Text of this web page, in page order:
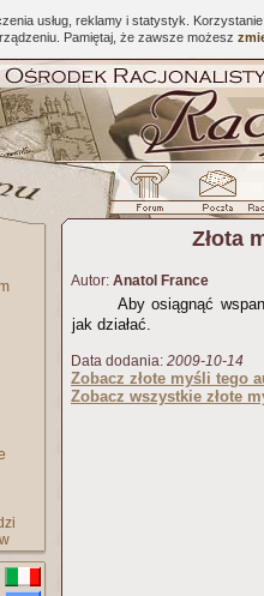
usług, reklamy i statystyk.
Pamiętaj, że zawsze możesz
Złota
Autor: Anatol France
Aby osiągnąć
jak działać.
Data dodania: 2009-10-14
Zobacz złote myśli tego
Zobacz wszystkie złote